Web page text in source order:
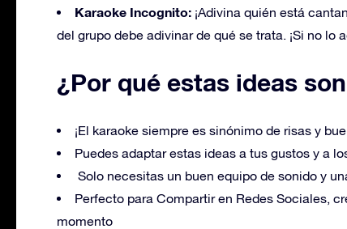
Karaoke Incognito: ¡Adivina quién está
del grupo debe adivinar de qué se trata. ¡Si no
¿Por qué estas ideas
¡El karaoke siempre es sinónimo de risas y
Puedes adaptar estas ideas a tus gustos y a
Solo necesitas un buen equipo de sonido y
Perfecto para Compartir en Redes Sociales,
momento